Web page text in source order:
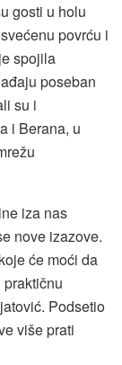
gosti u holu
povrću i
spojila
poseban
su i
i Berana, u
iza nas
nove izazove.
će moći da
Podsetio
više prati